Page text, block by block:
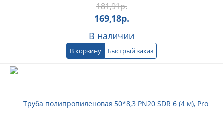
181,91р.
169,18р.
В наличии
В корзину Быстрый заказ